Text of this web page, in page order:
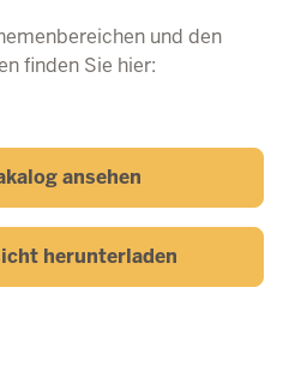
und den
finden Sie hier:
ansehen
herunterladen